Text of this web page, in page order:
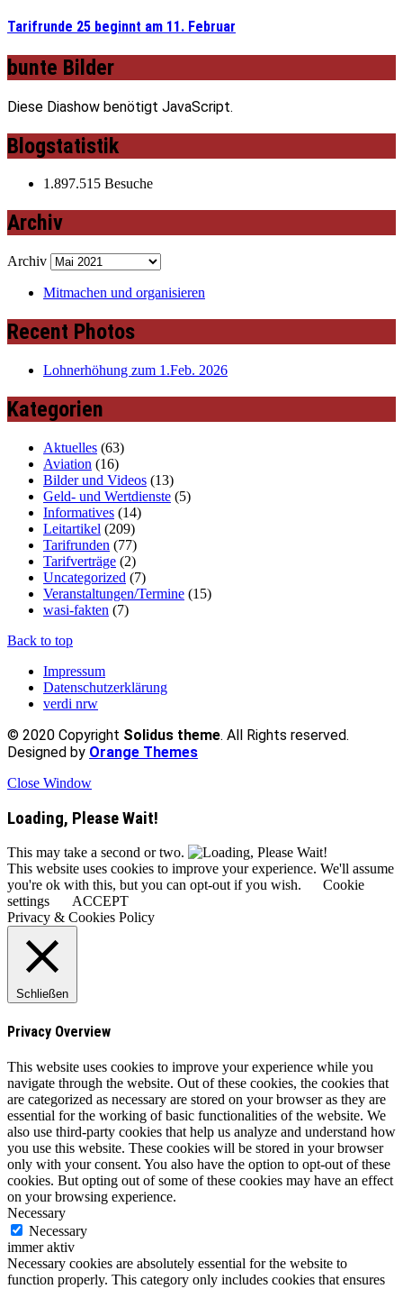
Tarifrunde 25 beginnt am 11. Februar
bunte Bilder
Diese Diashow benötigt JavaScript.
Blogstatistik
1.897.515 Besuche
Archiv
Archiv
Mitmachen und organisieren
Recent Photos
Lohnerhöhung zum 1.Feb. 2026
Kategorien
Aktuelles (63)
Aviation (16)
Bilder und Videos (13)
Geld- und Wertdienste (5)
Informatives (14)
Leitartikel (209)
Tarifrunden (77)
Tarifverträge (2)
Uncategorized (7)
Veranstaltungen/Termine (15)
wasi-fakten (7)
Back to top
Impressum
Datenschutzerklärung
verdi nrw
© 2020 Copyright Solidus theme. All Rights reserved.
Designed by Orange Themes
Close Window
Loading, Please Wait!
This may take a second or two.
This website uses cookies to improve your experience. We'll assume
you're ok with this, but you can opt-out if you wish.
Cookie
settings
ACCEPT
Privacy & Cookies Policy
Schließen
Privacy Overview
This website uses cookies to improve your experience while you
navigate through the website. Out of these cookies, the cookies that
are categorized as necessary are stored on your browser as they are
essential for the working of basic functionalities of the website. We
also use third-party cookies that help us analyze and understand how
you use this website. These cookies will be stored in your browser
only with your consent. You also have the option to opt-out of these
cookies. But opting out of some of these cookies may have an effect
on your browsing experience.
Necessary
Necessary
immer aktiv
Necessary cookies are absolutely essential for the website to
function properly. This category only includes cookies that ensures